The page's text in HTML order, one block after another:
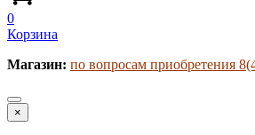
0
Корзина
Магазин: по вопросам приобретения
×